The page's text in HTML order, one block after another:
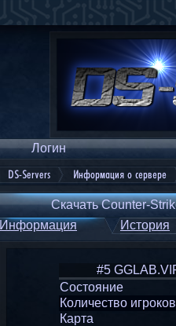
Логин
DS-Servers Информация о сервере
Скачать Counter-
Информация
История
#5
Состояние
Количество игроков
Карта